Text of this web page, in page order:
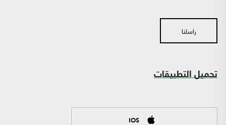
راسلنا
تحميل التطبيقات
IOS